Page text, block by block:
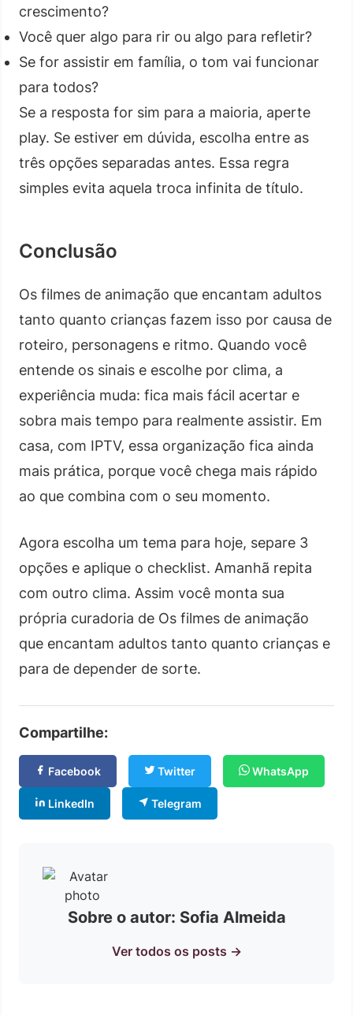
crescimento?
Você quer algo para rir ou algo para refletir?
Se for assistir em família, o tom vai funcionar
para todos?
Se a resposta for sim para a maioria, aperte
play. Se estiver em dúvida, escolha entre as
três opções separadas antes. Essa regra
simples evita aquela troca infinita de título.
Conclusão
Os filmes de animação que encantam adultos
tanto quanto crianças fazem isso por causa de
roteiro, personagens e ritmo. Quando você
entende os sinais e escolhe por clima, a
experiência muda: fica mais fácil acertar e
sobra mais tempo para realmente assistir. Em
casa, com IPTV, essa organização fica ainda
mais prática, porque você chega mais rápido
ao que combina com o seu momento.
Agora escolha um tema para hoje, separe 3
opções e aplique o checklist. Amanhã repita
com outro clima. Assim você monta sua
própria curadoria de Os filmes de animação
que encantam adultos tanto quanto crianças e
para de depender de sorte.
Compartilhe:
Facebook Twitter WhatsApp
LinkedIn Telegram
Sobre o autor: Sofia Almeida
Ver todos os posts →